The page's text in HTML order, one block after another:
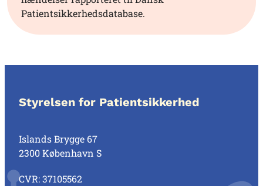
Patientsikkerhedsdatabase.
Styrelsen for Patientsikkerhed
Islands Brygge 67
2300 København S
CVR: 37105562